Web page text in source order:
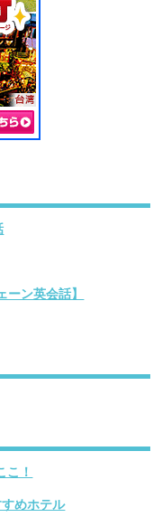
ン英会話】
！
めホテル